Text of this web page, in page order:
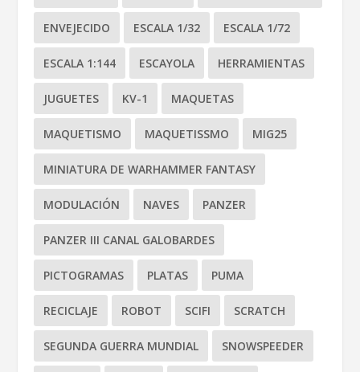
ENVEJECIDO ESCALA 1/32 ESCALA 1/72
ESCALA 1:144 ESCAYOLA HERRAMIENTAS
JUGUETES KV-1 MAQUETAS
MAQUETISMO MAQUETISSMO MIG25
MINIATURA DE WARHAMMER FANTASY
MODULACIÓN NAVES PANZER
PANZER III CANAL GALOBARDES
PICTOGRAMAS PLATAS PUMA
RECICLAJE ROBOT SCIFI SCRATCH
SEGUNDA GUERRA MUNDIAL SNOWSPEEDER